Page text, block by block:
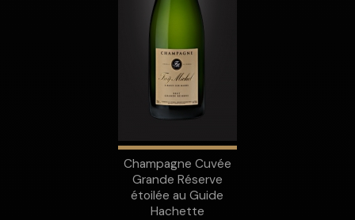
Champagne Cuvée
Grande Réserve
étoilée au Guide
Hachette